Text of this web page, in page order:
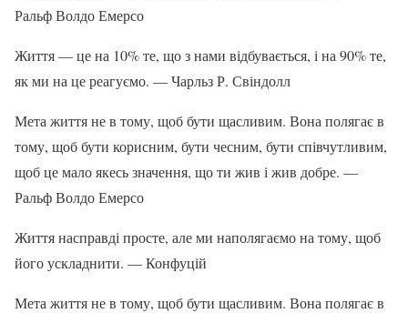
Ральф Волдо Емерсо
Життя — це на 10% те, що з нами відбувається, і на 90% те,
як ми на це реагуємо. — Чарльз Р. Свіндолл
Мета життя не в тому, щоб бути щасливим. Вона полягає в
тому, щоб бути корисним, бути чесним, бути співчутливим,
щоб це мало якесь значення, що ти жив і жив добре. —
Ральф Волдо Емерсо
Життя насправді просте, але ми наполягаємо на тому, щоб
його ускладнити. — Конфуцій
Мета життя не в тому, щоб бути щасливим. Вона полягає в